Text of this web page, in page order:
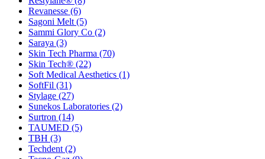
Revanesse (6)
Sagoni Melt (5)
Sammi Glory Co (2)
Saraya (3)
Skin Tech Pharma (70)
Skin Tech® (22)
Soft Medical Aesthetics (1)
SoftFil (31)
Stylage (27)
Sunekos Laboratories (2)
Surtron (14)
TAUMED (5)
TBH (3)
Techdent (2)